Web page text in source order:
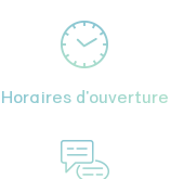
Horaires d'ouverture